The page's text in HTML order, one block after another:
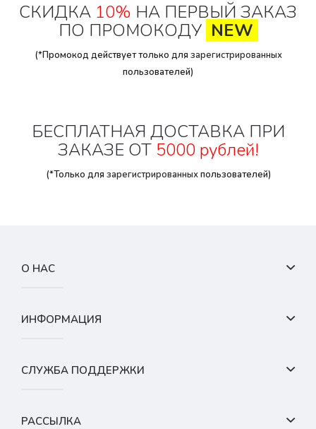
СКИДКА 10% НА ПЕРВЫЙ ЗАКАЗ
ПО ПРОМОКОДУ NEW
(*Промокод действует только для зарегистрированных
пользователей)
БЕСПЛАТНАЯ ДОСТАВКА ПРИ
ЗАКАЗЕ ОТ 5000 рублей!
(*Только для зарегистрированныхпользователей)
О НАС
ИНФОРМАЦИЯ
СЛУЖБА ПОДДЕРЖКИ
РАССЫЛКА